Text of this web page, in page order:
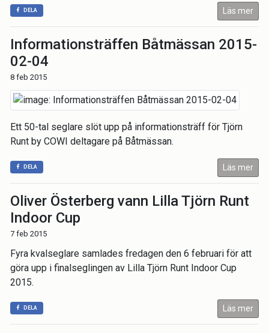
DELA Läs mer
Informationsträffen Båtmässan 2015-
02-04
8 feb 2015
Ett 50-tal seglare slöt upp på informationsträff för Tjörn
Runt by COWI deltagare på Båtmässan.
DELA Läs mer
Oliver Österberg vann Lilla Tjörn Runt
Indoor Cup
7 feb 2015
Fyra kvalseglare samlades fredagen den 6 februari för att
göra upp i finalseglingen av Lilla Tjörn Runt Indoor Cup
2015.
DELA Läs mer